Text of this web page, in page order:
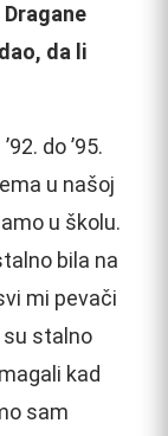
da li
do ’95.
u našoj
u školu.
bila na
mi pevači
su stalno
kad
sam